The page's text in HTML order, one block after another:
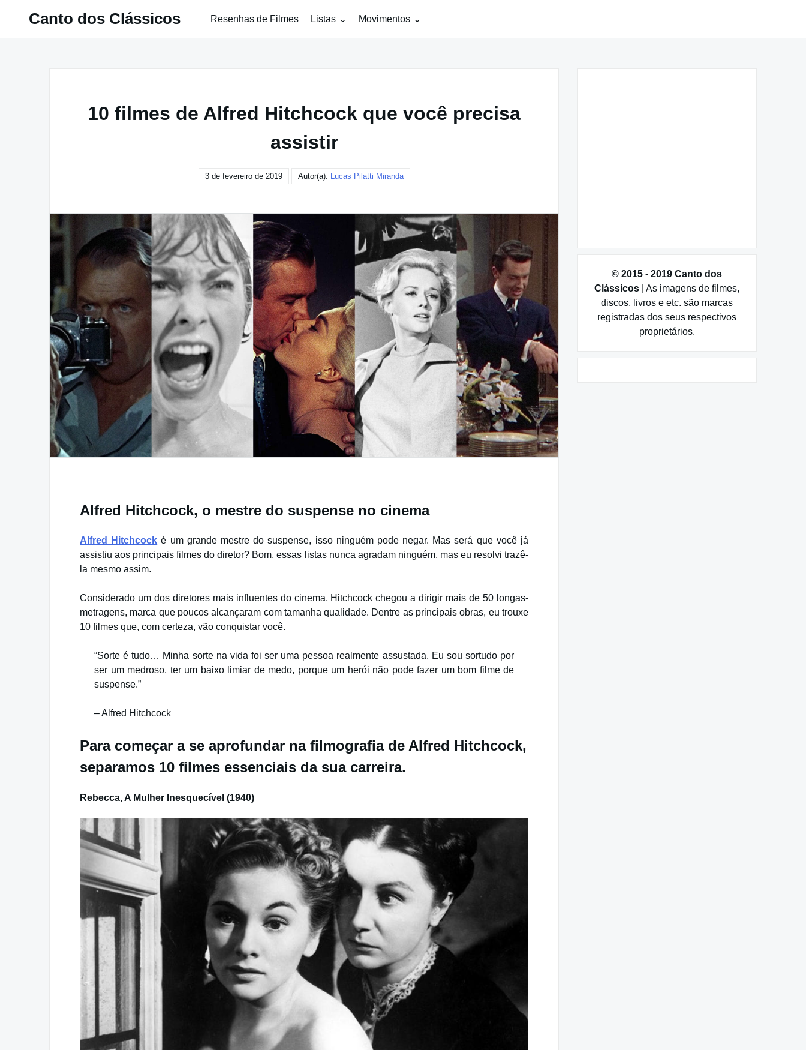
Canto dos Clássicos Resenhas de Filmes Listas Movimentos
10 filmes de Alfred Hitchcock que você precisa
assistir
3 de fevereiro de 2019 Autor(a): Lucas Pilatti Miranda
Alfred Hitchcock, o mestre do suspense no cinema
Alfred Hitchcock é um grande mestre do suspense, isso ninguém pode negar. Mas será que você já
assistiu aos principais filmes do diretor? Bom, essas listas nunca agradam ninguém, mas eu resolvi trazê-
la mesmo assim.
Considerado um dos diretores mais influentes do cinema, Hitchcock chegou a dirigir mais de 50 longas-
metragens, marca que poucos alcançaram com tamanha qualidade. Dentre as principais obras, eu trouxe
10 filmes que, com certeza, vão conquistar você.
“Sorte é tudo… Minha sorte na vida foi ser uma pessoa realmente assustada. Eu sou sortudo por
ser um medroso, ter um baixo limiar de medo, porque um herói não pode fazer um bom filme de
suspense.”
– Alfred Hitchcock
Para começar a se aprofundar na filmografia de Alfred Hitchcock,
separamos 10 filmes essenciais da sua carreira.
Rebecca, A Mulher Inesquecível (1940)
© 2015 - 2019 Canto dos
Clássicos | As imagens de filmes,
discos, livros e etc. são marcas
registradas dos seus respectivos
proprietários.